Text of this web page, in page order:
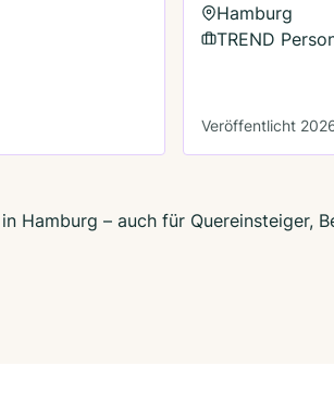
Hamburg
TREND
Veröffentlicht
Hamburg – auch für